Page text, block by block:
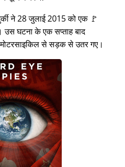
ने 28 जुलाई 2015 को एक 🚩
उस घटना के एक सप्ताह बाद
से सड़क से उतर गए।